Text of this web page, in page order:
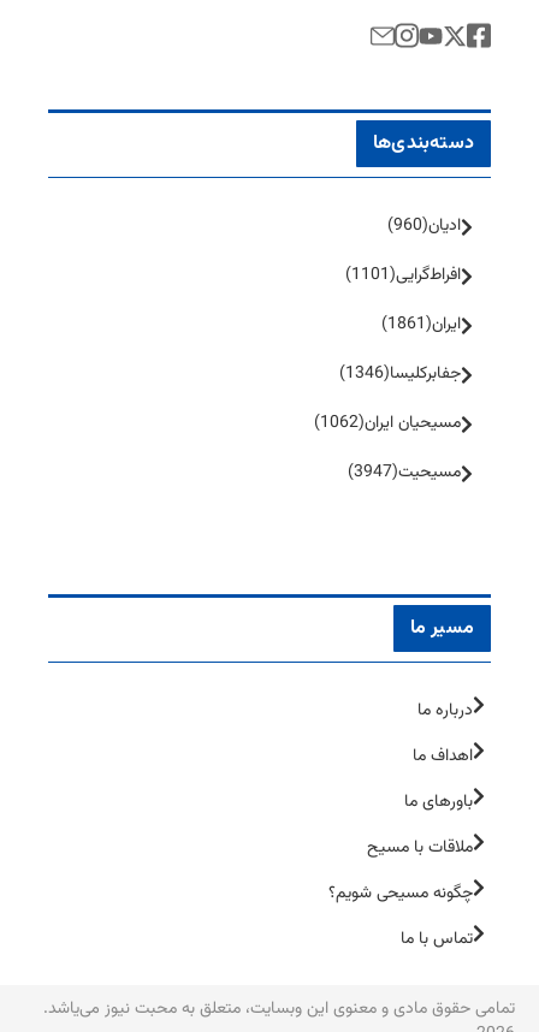
دسته‌بندی‌ها
ادیان(960)
افراط‌گرایی(1101)
ایران(1861)
جفا‌بر‌کلیسا(1346)
مسیحیان ایران(1062)
مسیحیت(3947)
مسیر ما
درباره ما
اهداف ما
باورهای ما
ملاقات با مسیح
چگونه مسیحی شویم؟
تماس با ما
تمامی حقوق مادی و معنوی این وبسایت، متعلق به محبت نیوز می‌یاشد.